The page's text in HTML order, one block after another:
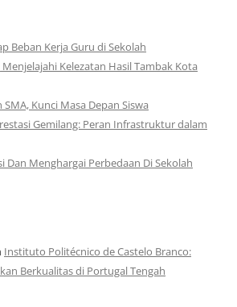
Beban Kerja Guru di Sekolah
Kelezatan Hasil Tambak Kota
Kunci Masa Depan Siswa
Gemilang: Peran Infrastruktur dalam
Dan Menghargai Perbedaan Di Sekolah
Instituto Politécnico de Castelo Branco:
Berkualitas di Portugal Tengah